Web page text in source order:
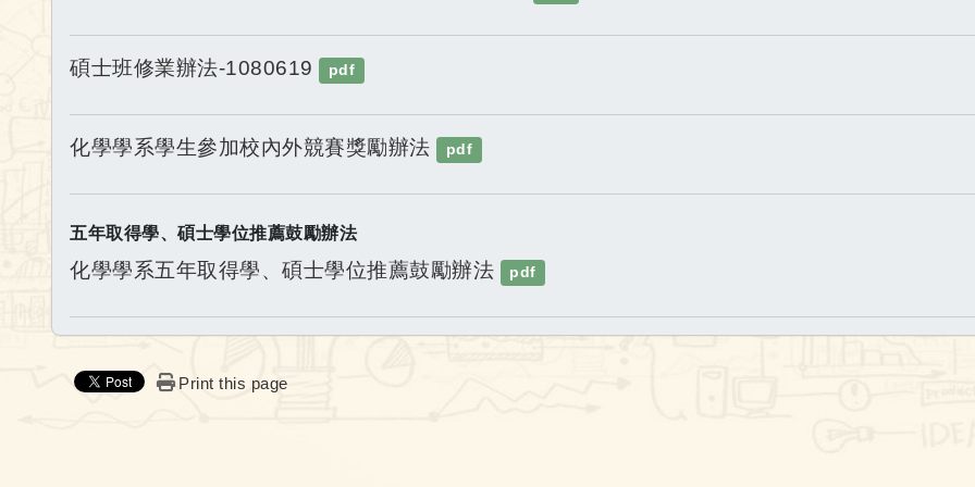
碩士班修業辦法-1080619 pdf
化學學系學生參加校內外競賽獎勵辦法 pdf
五年取得學、碩士學位推薦鼓勵辦法
化學學系五年取得學、碩士學位推薦鼓勵辦法 pdf
Print this page